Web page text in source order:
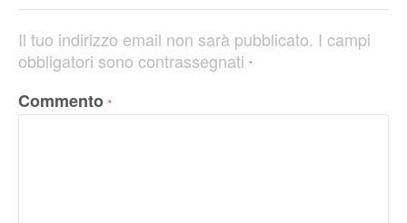
Il tuo indirizzo email non sarà pubblicato. I campi
obbligatori sono contrassegnati *
Commento *